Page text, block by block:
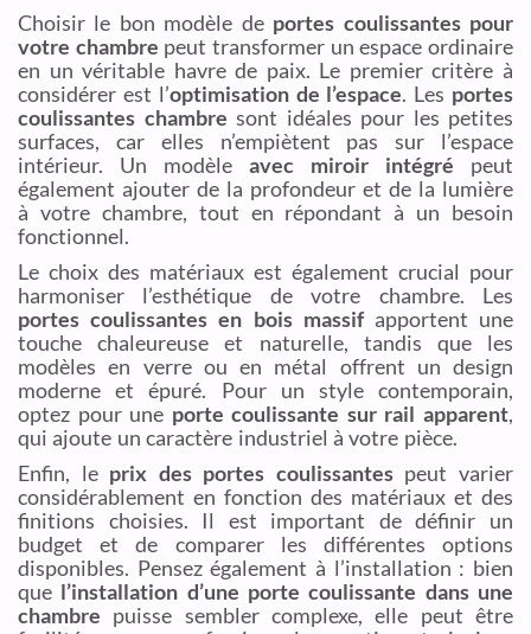
Choisir le bon modèle de portes coulissantes pour
votre chambre peut transformer un espace ordinaire
en un véritable havre de paix. Le premier critère à
considérer est l’optimisation de l’espace. Les portes
coulissantes chambre sont idéales pour les petites
surfaces, car elles n’empiètent pas sur l’espace
intérieur. Un modèle avec miroir intégré peut
également ajouter de la profondeur et de la lumière
à votre chambre, tout en répondant à un besoin
fonctionnel.
Le choix des matériaux est également crucial pour
harmoniser l’esthétique de votre chambre. Les
portes coulissantes en bois massifapportent une
touche chaleureuse et naturelle, tandis que les
modèles en verre ou en métal offrent un design
moderne et épuré. Pour un style contemporain,
optez pour une porte coulissante sur rail apparent,
qui ajoute un caractère industriel à votre pièce.
Enfin, le prix des portes coulissantespeut varier
considérablement en fonction des matériaux et des
finitions choisies. Il est important de définir un
budget et de comparer les différentes options
disponibles. Pensez également à l’installation : bien
que l’installation d’une porte coulissante dans une
chambre puisse sembler complexe, elle peut être